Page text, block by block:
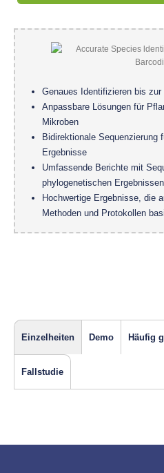
Genaues Identifizieren bis zur
Anpassbare Lösungen für
Mikroben
Bidirektionale Sequenzierung
Ergebnisse
Umfassende Berichte mit
phylogenetischen Ergebnissen
Hochwertige Ergebnisse, die
Methoden und Protokollen
Einzelheiten Demo Häufig
Fallstudie